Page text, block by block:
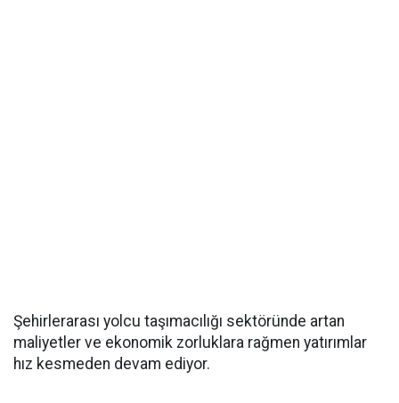
Şehirlerarası yolcu taşımacılığı sektöründe artan
maliyetler ve ekonomik zorluklara rağmen yatırımlar
hız kesmeden devam ediyor.